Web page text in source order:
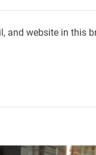
and website in this